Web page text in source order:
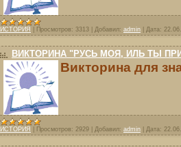
ИСТОРИЯ Просмотров: 3313 Добавил: admin Дата:
ВИКТОРИНА "РУСЬ МОЯ, ИЛЬ ТЫ
Викторина для
ИСТОРИЯ Просмотров: 2929 Добавил: admin Дата: